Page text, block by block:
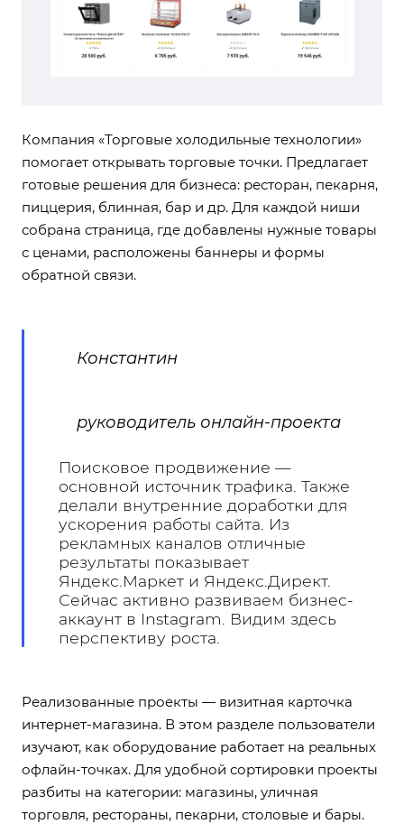
Компания «Торговые холодильные технологии»
помогает открывать торговые точки. Предлагает
готовые решения для бизнеса: ресторан, пекарня,
пиццерия, блинная, бар и др. Для каждой ниши
собрана страница, где добавлены нужные товары
с ценами, расположены баннеры и формы
обратной связи.
Константин
руководитель онлайн-проекта
Поисковое продвижение —
основной источник трафика. Также
делали внутренние доработки для
ускорения работы сайта. Из
рекламных каналов отличные
результаты показывает
Яндекс.Маркет и Яндекс.Директ.
Сейчас активно развиваем бизнес-
аккаунт в Instagram. Видим здесь
перспективу роста.
Реализованные проекты — визитная карточка
интернет-магазина. В этом разделе пользователи
изучают, как оборудование работает на реальных
офлайн-точках. Для удобной сортировки проекты
разбиты на категории: магазины, уличная
торговля, рестораны, пекарни, столовые и бары.